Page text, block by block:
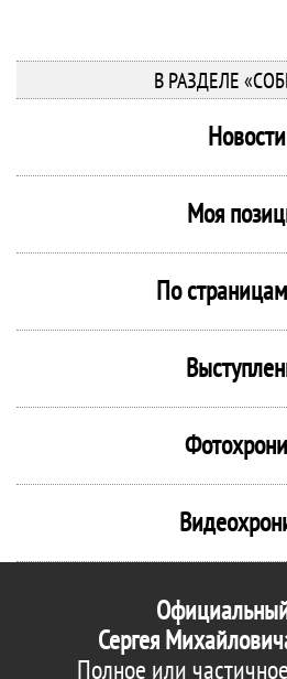
В РАЗДЕЛЕ
Новости
Моя
По
Сергея
Полное или